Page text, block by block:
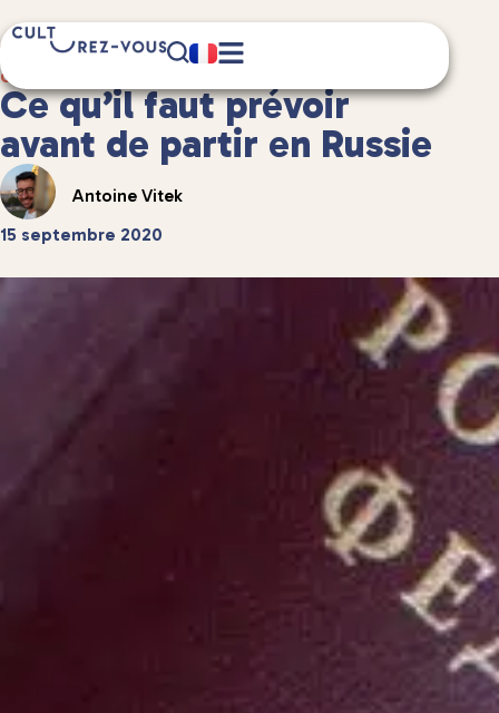
Guides de voyage
3 minute(s) de lecture
Ce qu’il faut prévoir
avant de partir en Russie
Antoine Vitek
15 septembre 2020